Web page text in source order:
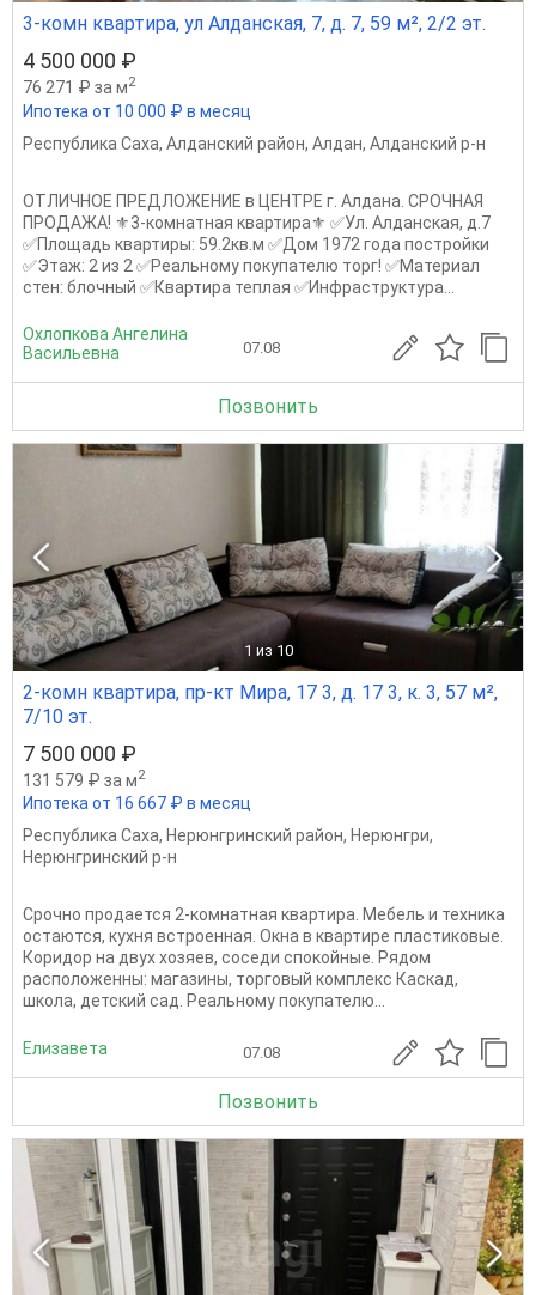
3-комн квартира, ул Алданская, 7, д. 7, 59 м², 2/2 эт.
4 500 000 ₽
76 271 ₽ за м2
Ипотека от 10 000 ₽ в месяц
Республика Саха, Алданский район, Алдан, Алданский р-н
ОТЛИЧНОЕ ПРЕДЛОЖЕНИЕ в ЦЕНТРЕ г. Алдана. СРОЧНАЯ
ПРОДАЖА! ⚜️3-комнатная квартира⚜️ ✅Ул. Алданская, д.7
✅Площадь квартиры: 59.2кв.м ✅Дом 1972 года постройки
✅Этаж: 2 из 2 ✅Реальному покупателю торг! ✅Материал
стен: блочный ✅Квартира теплая ✅Инфраструктура...
Охлопкова Ангелина
Васильевна
07.08
Позвонить
1 из 10
2-комн квартира, пр-кт Мира, 17 3, д. 17 3, к. 3, 57 м²,
7/10 эт.
7 500 000 ₽
131 579 ₽ за м2
Ипотека от 16 667 ₽ в месяц
Республика Саха, Нерюнгринский район, Нерюнгри,
Нерюнгринский р-н
Срочно продается 2-комнатная квартира. Мебель и техника
остаются, кухня встроенная. Окна в квартире пластиковые.
Коридор на двух хозяев, соседи спокойные. Рядом
расположенны: магазины, торговый комплекс Каскад,
школа, детский сад. Реальному покупателю...
Елизавета 07.08
Позвонить